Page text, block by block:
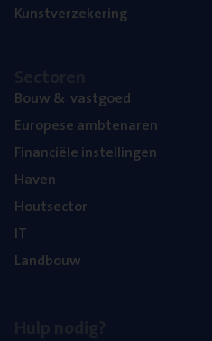
Kunst­ver­ze­ke­ring
Bouw& vastgoed
Euro­pe­se ambtenaren
Finan­ci­ë­le instellingen
Haven
Hout­sec­tor
IT
Land­bouw